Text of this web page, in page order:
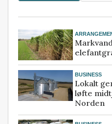
BUSINESS
Lokalt
løfte
Norden